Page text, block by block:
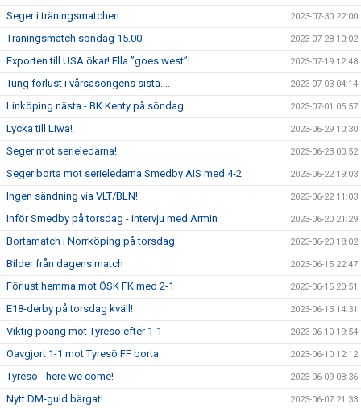
Seger i träningsmatchen 2023-07-30 22:00
Träningsmatch söndag 15.00 2023-07-28 10:02
Exporten till USA ökar! Ella ”goes west”! 2023-07-19 12:48
Tung förlust i vårsäsongens sista.... 2023-07-03 04:14
Linköping nästa - BK Kenty på söndag 2023-07-01 05:57
Lycka till Liwa! 2023-06-29 10:30
Seger mot serieledarna! 2023-06-23 00:52
Seger borta mot serieledarna Smedby AIS med 4-2 2023-06-22 19:03
Ingen sändning via VLT/BLN! 2023-06-22 11:03
Inför Smedby på torsdag - intervju med Armin 2023-06-20 21:29
Bortamatch i Norrköping på torsdag 2023-06-20 18:02
Bilder från dagens match 2023-06-15 22:47
Förlust hemma mot ÖSK FK med 2-1 2023-06-15 20:51
E18-derby på torsdag kväll! 2023-06-13 14:31
Viktig poäng mot Tyresö efter 1-1 2023-06-10 19:54
Oavgjort 1-1 mot Tyresö FF borta 2023-06-10 12:12
Tyresö - here we come! 2023-06-09 08:36
Nytt DM-guld bärgat! 2023-06-07 21:33